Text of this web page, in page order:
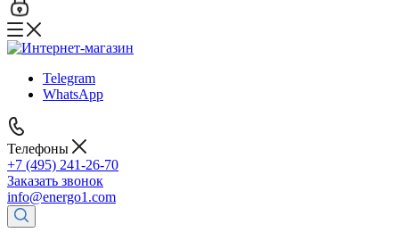
Telegram
WhatsApp
Телефоны
+7 (495) 241-26-70
Заказать звонок
info@energo1.com